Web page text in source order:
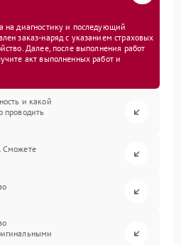
на диагностику и последующий
заказ-наряд с указанием страховых
Далее, после выполнения работ
акт выполненных работ и
и какой
проводить
Сможете